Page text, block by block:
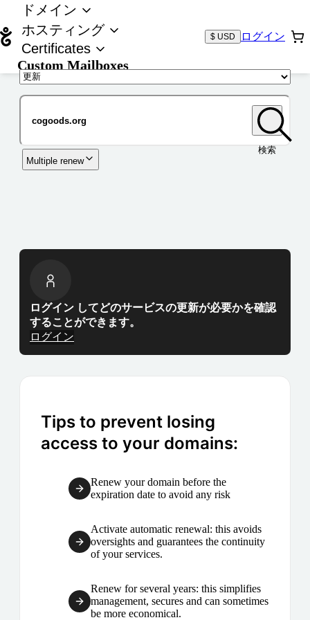
ドメイン
ホスティング
Certificates
Custom Mailboxes
$ USD ログイン
検索
Multiple renew
ログイン してどのサービスの更新が必要かを確認
することができます。
ログイン
Tips to prevent losing
access to your domains:
Renew your domain before the
expiration date to avoid any risk
Activate automatic renewal: this avoids
oversights and guarantees the continuity
of your services.
Renew for several years: this simplifies
management, secures and can sometimes
be more economical.